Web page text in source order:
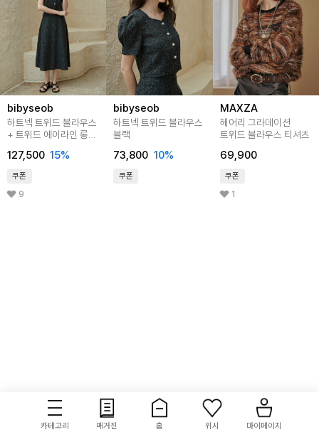
bibyseob
하트넥 트위드 블라우스
+ 트위드 에이라인 롱
127,500 15%
쿠폰
9
bibyseob
하트넥 트위드 블라우스
블랙
73,800 10%
쿠폰
MAXZA
헤어리 그라데이션
트위드 블라우스 티셔츠
69,900
쿠폰
1
카테고리 매거진 홈 위시 마이페이지